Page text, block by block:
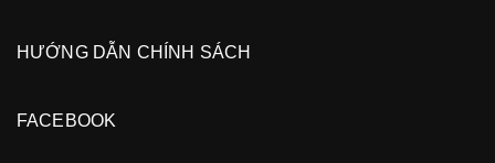
HƯỚNG DẪN CHÍNH SÁCH
FACEBOOK